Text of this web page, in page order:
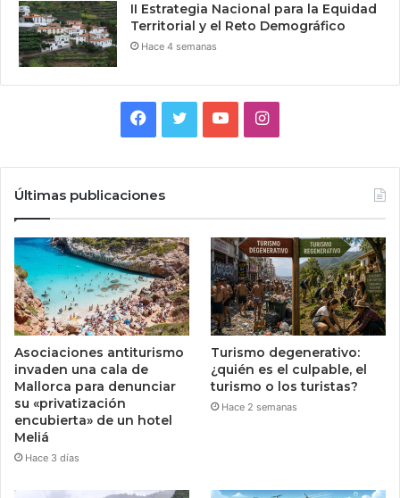
II Estrategia Nacional para la Equidad
Territorial y el Reto Demográfico
Hace 4 semanas
Facebook
TwitterYouTubeInstagram
Últimas publicaciones
Asociaciones antiturismo
invaden una cala de
Mallorca para denunciar
su «privatización
encubierta» de un hotel
Meliá
Hace 3 días
Turismo degenerativo:
¿quién es el culpable, el
turismo o los turistas?
Hace 2 semanas